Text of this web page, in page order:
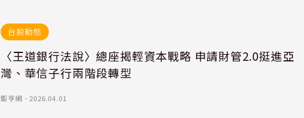
台股動態
〈王道銀行法說〉總座揭輕資本戰略 申請財管2.0挺進亞
灣、華信子行兩階段轉型
鉅亨網 ． 2026.04.01